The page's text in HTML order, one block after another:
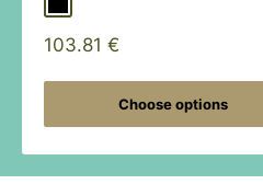
Sale
103.81 €
Choose options